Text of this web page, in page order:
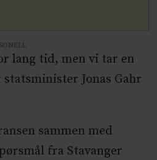
lang tid, men vi tar en
Jonas Gahr
sammen med
fra Stavanger